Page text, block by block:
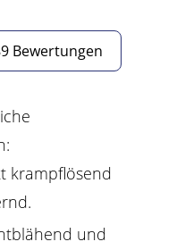
Bewertungen
krampflösend
und